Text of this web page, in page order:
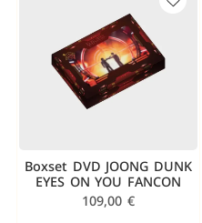
Boxset DVD JOONG DUNK
EYES ON YOU FANCON
109,00 €